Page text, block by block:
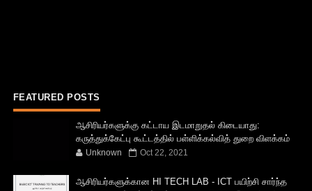
FEATURED POSTS
ஆசிரியர்களுக்கு கட்டாய இடமாறுதல் கிடையாது:
கருத்துக்கேட்பு கூட்டத்தில் பள்ளிக்கல்வித் துறை விளக்கம்
Unknown Oct 22, 2021
ஆசிரியர்களுக்கான HI TECH LAB - ICT பயிற்சி சார்ந்த